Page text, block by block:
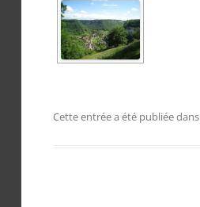
Cette entrée a été publiée dans